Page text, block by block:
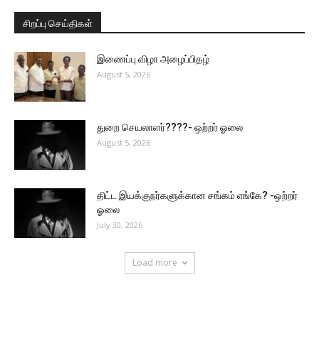
சிறப்பு செய்திகள்
இணைப்பு விழா அழைப்பிதழ்
August 5, 2026
துறை செயலாளர்????- ஒற்றர் ஓலை
August 5, 2026
திட்ட இயக்குநர்களுக்கான சங்கம் எங்கே? -ஒற்றர்
ஓலை
July 30, 2026
Load more